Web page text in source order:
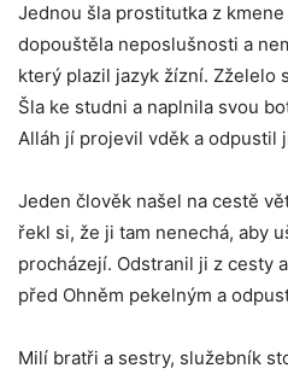
Jednou šla prostitutka z
dopouštěla neposlušnosti a
který plazil jazyk žízní. Zželelo
Šla ke studni a naplnila svou
Alláh jí projevil vděk a odpustil
Jeden člověk našel na cestě
řekl si, že ji tam nenechá, aby
procházejí. Odstranil ji z cesty
před Ohněm pekelným a
Milí bratři a sestry, služebník